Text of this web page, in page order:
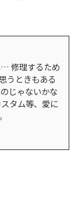
修理するため
うときもある
じゃないかな
タム等、愛に